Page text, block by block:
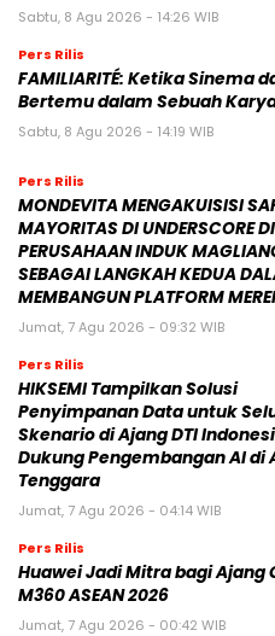
Sabtu, 8 Agu 2026 - 14:26 WIB
Pers Rilis
FAMILIARITÉ: Ketika Sinema
Bertemu dalam Sebuah
Sabtu, 8 Agu 2026 - 14:19 WIB
Pers Rilis
MONDEVITA MENGAKUISISI
MAYORITAS DI UNDERSCORE
PERUSAHAAN INDUK
SEBAGAI LANGKAH KEDUA
MEMBANGUN PLATFORM
Jumat, 7 Agu 2026 - 09:32 WIB
Pers Rilis
HIKSEMI Tampilkan Solusi
Penyimpanan Data untuk
Skenario di Ajang DTI
Dukung Pengembangan AI di
Tenggara
Jumat, 7 Agu 2026 - 04:14 WIB
Pers Rilis
Huawei Jadi Mitra bagi Ajang
M360 ASEAN 2026
Jumat, 7 Agu 2026 - 00:42 WIB